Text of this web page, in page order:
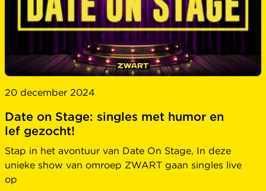
20 december 2024
Date on Stage: singles met humor en
lef gezocht!
Stap in het avontuur van Date On Stage, In deze
unieke show van omroep ZWART gaan singles live
op